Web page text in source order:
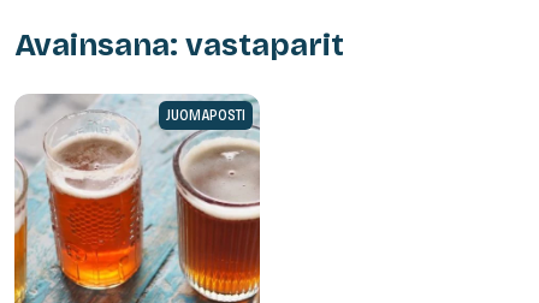
Avainsana: vastaparit
JUOMAPOSTI